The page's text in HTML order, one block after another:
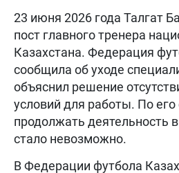
23 июня 2026 года Талгат
пост главного тренера
Казахстана. Федерация
сообщила об уходе
объяснил решение
условий для работы. По его
продолжать деятельность
стало невозможно.
В Федерации футбола